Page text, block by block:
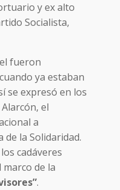
y ex alto
Socialista,
fueron
ya estaban
se expresó en los
el
a
de la Solidaridad.
cadáveres
de la
.